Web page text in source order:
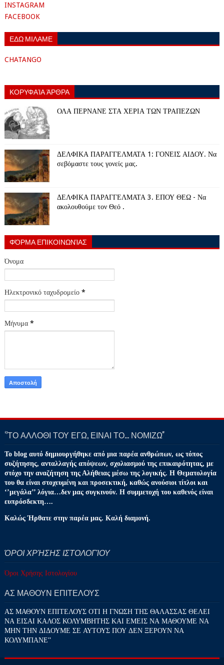
INSTAGRAM
FACEBOOK
ΕΔΩ ΜΙΛΑΜΕ
CHATANGO
ΚΟΡΥΦΑΊΑ ΆΡΘΡΑ
ΟΛΑ ΠΕΡΝΑΝΕ ΣΤΑ ΧΕΡΙΑ ΤΩΝ ΤΡΑΠΕΖΩΝ
ΔΕΛΦΙΚΑ ΠΑΡΑΓΓΕΛΜΑΤΑ 1: ΓΟΝΕΙΣ ΑΙΔΟΥ. Να
σεβόμαστε τους γονείς μας.
ΔΕΛΦΙΚΑ ΠΑΡΑΓΓΕΛΜΑΤΑ 3. ΕΠΟΥ ΘΕΩ - Να
ακολουθούμε τον Θεό .
ΦΌΡΜΑ ΕΠΙΚΟΙΝΩΝΊΑΣ
Όνομα
Ηλεκτρονικό ταχυδρομείο *
Μήνυμα *
‘’ΤΟ ΑΛΛΟΘΙ ΤΟΥ ΕΓΩ, ΕΙΝΑΙ ΤΟ… ΝΟΜΙΖΩ''
Το blog αυτό δημιουργήθηκε από μια παρέα ανθρώπων, ως τόπος
συζήτησης, ανταλλαγής απόψεων, σχολιασμού της επικαιρότητας, με
στόχο την αναζήτηση της Αλήθειας μέσω της λογικής. Η Θεματολογία
του θα είναι στοχευμένη και προσεκτική, καθώς ανούσιοι τίτλοι και
‘’μεγάλα’’ λόγια…δεν μας συγκινούν. Η συμμετοχή του καθενός είναι
ευπρόσδεκτη….
Καλώς Ήρθατε στην παρέα μας. Καλή διαμονή.
ΌΡΟΙ ΧΡΉΣΗΣ ΙΣΤΟΛΟΓΊΟΥ
Όροι Χρήσης Ιστολογίου
ΑΣ ΜΑΘΟΥΝ ΕΠΙΤΕΛΟΥΣ
ΑΣ ΜΑΘΟΥΝ ΕΠΙΤΕΛΟΥΣ ΟΤΙ Η ΓΝΩΣΗ ΤΗΣ ΘΑΛΑΣΣΑΣ ΘΕΛΕΙ
ΝΑ ΕΙΣΑΙ ΚΑΛΟΣ ΚΟΛΥΜΒΗΤΗΣ ΚΑΙ ΕΜΕΙΣ ΝΑ ΜΑΘΟΥΜΕ ΝΑ
ΜΗΝ ΤΗΝ ΔΙΔΟΥΜΕ ΣΕ ΑΥΤΟΥΣ ΠΟΥ ΔΕΝ ΞΕΡΟΥΝ ΝΑ
ΚΟΛΥΜΠΑΝΕ''